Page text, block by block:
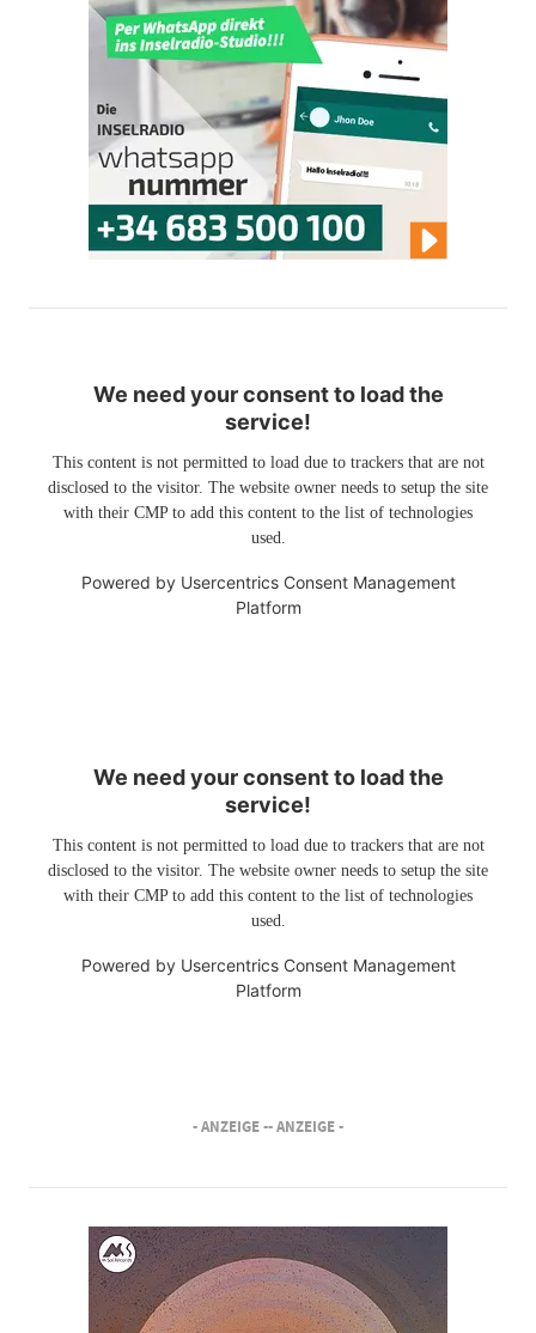
We need your consent to load the
service!
This content is not permitted to load due to trackers that are not
disclosed to the visitor. The website owner needs to setup the site
with their CMP to add this content to the list of technologies
used.
Powered by Usercentrics Consent Management
Platform
We need your consent to load the
service!
This content is not permitted to load due to trackers that are not
disclosed to the visitor. The website owner needs to setup the site
with their CMP to add this content to the list of technologies
used.
Powered by Usercentrics Consent Management
Platform
- ANZEIGE -- ANZEIGE -